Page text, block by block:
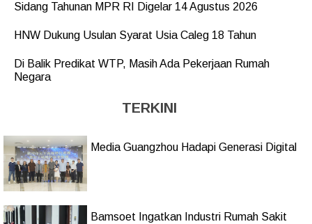
Sidang Tahunan MPR RI Digelar 14 Agustus 2026
HNW Dukung Usulan Syarat Usia Caleg 18 Tahun
Di Balik Predikat WTP, Masih Ada Pekerjaan Rumah
Negara
TERKINI
Media Guangzhou Hadapi Generasi Digital
Bamsoet Ingatkan Industri Rumah Sakit